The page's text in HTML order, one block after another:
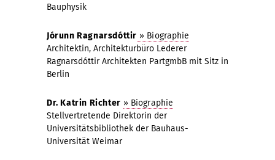
Bauphysik
Jórunn Ragnarsdóttir » Biographie
Architektin, Architekturbüro Lederer
Ragnarsdóttir Architekten PartgmbB mit Sitz in
Berlin
Dr. Katrin Richter » Biographie
Stellvertretende Direktorin der
Universitätsbibliothek der Bauhaus-
Universität Weimar